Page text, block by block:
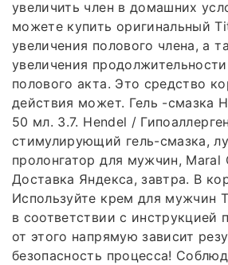
увеличить член в домашних
можете купить оригинальный
увеличения полового члена, а
увеличения
полового акта. Это средство
действия может. Гель -смазка
50 мл. 3.7. Hendel /
стимулирующий гель-смазка,
пролонгатор для мужчин, Maral
Доставка Яндекса, завтра. В
Используйте крем для мужчин
в соответствии с инструкцией
от этого напрямую зависит
безопасность процесса!